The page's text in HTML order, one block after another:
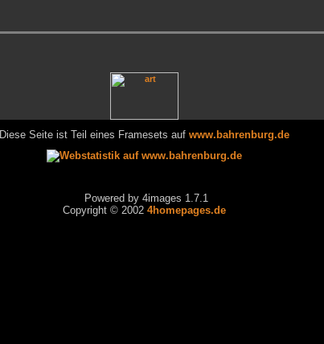
Diese Seite ist Teil eines Framesets auf www.bahrenburg.de
Powered by 4images 1.7.1
Copyright © 2002 4homepages.de